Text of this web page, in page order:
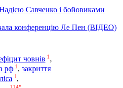
Савченко і бойовиками
конференцію Ле Пен (ВІДЕО)
човнів 1 ,
рф 1 , закриття
1 ,